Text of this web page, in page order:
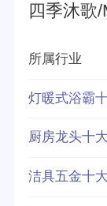
四季沐歌
所属行业
灯暖式浴霸
厨房龙头十
洁具五金十